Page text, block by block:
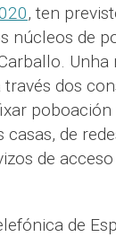
, ten
núcleos de
Unha
través dos
poboación
casas, de
de
de